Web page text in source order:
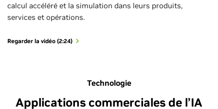
calcul accéléré et la simulation dans leurs produits,
services et opérations.
Regarder la vidéo (2:24)
Technologie
Applications commerciales de l’IA